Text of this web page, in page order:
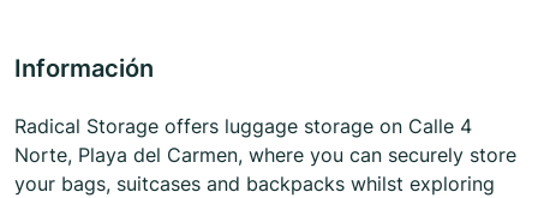
Información
Radical Storage offers luggage storage on Calle 4
Norte, Playa del Carmen, where you can securely store
your bags, suitcases and backpacks whilst exploring